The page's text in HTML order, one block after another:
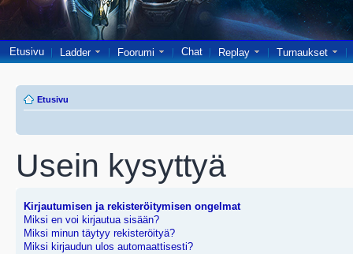
Etusivu Ladder Foorumi Chat Replay Turnaukset
Etusivu
Usein kysyttyä
Kirjautumisen ja rekisteröitymisen ongelmat
Miksi en voi kirjautua sisään?
Miksi minun täytyy rekisteröityä?
Miksi kirjaudun ulos automaattisesti?